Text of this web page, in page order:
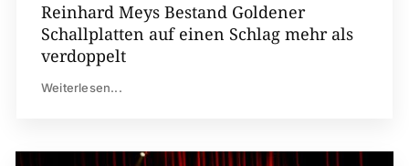
Reinhard Meys Bestand Goldener
Schallplatten auf einen Schlag mehr als
verdoppelt
Weiterlesen...